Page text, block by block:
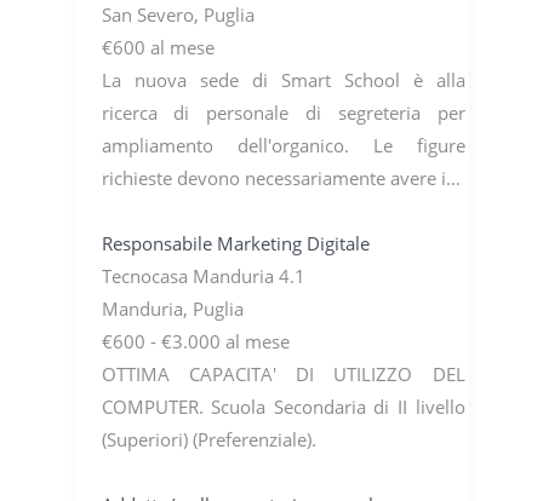
San Severo, Puglia
€600 al mese
La nuova sede di Smart School è alla
ricerca di personale di segreteria per
ampliamento dell'organico. Le figure
richieste devono necessariamente avere i…
Responsabile Marketing Digitale
Tecnocasa Manduria 4.1
Manduria, Puglia
€600 - €3.000 al mese
OTTIMA CAPACITA' DI UTILIZZO DEL
COMPUTER. Scuola Secondaria di II livello
(Superiori) (Preferenziale).